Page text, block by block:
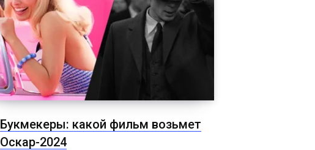
Букмекеры: какой фильм возьмет
Оскар-2024